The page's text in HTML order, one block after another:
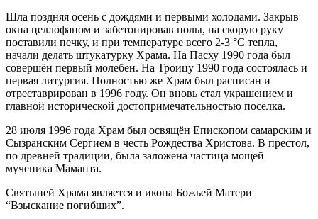
Шла поздняя осень с дождями и первыми холодами. Закрыв
окна целлофаном и забетонировав полы, на скорую руку
поставили печку, и при температуре всего 2-3 °С тепла,
начали делать штукатурку Храма. На Пасху 1990 года был
совершён первый молебен. На Троицу 1990 года состоялась и
первая литургия. Полностью же Храм был расписан и
отреставрирован в 1996 году. Он вновь стал украшением и
главной исторической достопримечательностью посёлка.
28 июля 1996 года Храм был освящён Епископом самарским и
Сызранским Сергием в честь Рождества Христова. В престол,
по древней традиции, была заложена частица мощей
мученика Маманта.
Святыней Храма является и икона Божьей Матери
“Взыскание погибших”.